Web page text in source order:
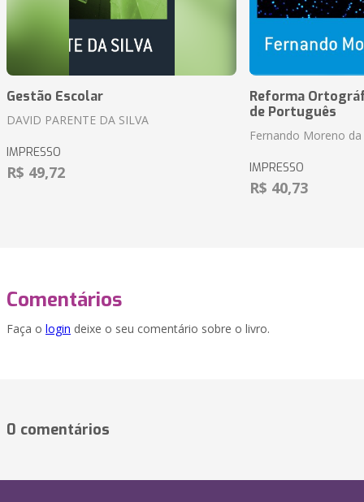
Gestão Escolar
DAVID PARENTE DA SILVA
IMPRESSO
R$ 49,72
Reforma
de Português
Fernando Moreno da
IMPRESSO
R$ 40,73
Comentários
Faça o login deixe o seu comentário sobre o livro.
0 comentários